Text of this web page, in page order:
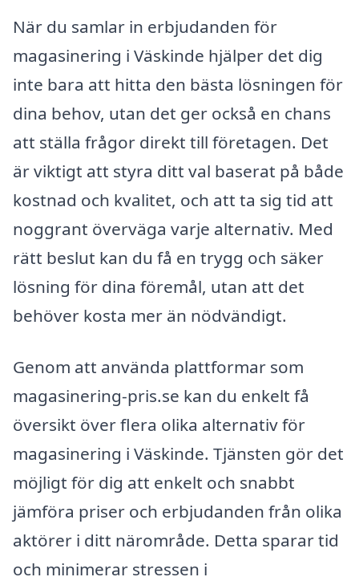
När du samlar in erbjudanden för
magasinering i Väskinde hjälper det dig
inte bara att hitta den bästa lösningen för
dina behov, utan det ger också en chans
att ställa frågor direkt till företagen. Det
är viktigt att styra ditt val baserat på både
kostnad och kvalitet, och att ta sig tid att
noggrant överväga varje alternativ. Med
rätt beslut kan du få en trygg och säker
lösning för dina föremål, utan att det
behöver kosta mer än nödvändigt.
Genom att använda plattformar som
magasinering-pris.se kan du enkelt få
översikt över flera olika alternativ för
magasinering i Väskinde. Tjänsten gör det
möjligt för dig att enkelt och snabbt
jämföra priser och erbjudanden från olika
aktörer i ditt närområde. Detta sparar tid
och minimerar stressen i